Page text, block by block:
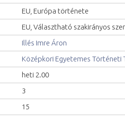
EU, Európa története
EU, Választható szakirányos
Illés Imre Áron
Középkori Egyetemes Történeti
heti 2.00
3
15